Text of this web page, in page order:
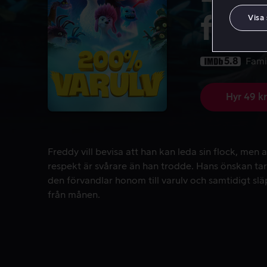
5.8
Hyr 49 kr
Freddy vill bevisa att han kan leda sin flock,
Freddy vill bevisa att han kan leda sin flock, men
respekt är svårare än han trodde. Hans önskan
den förvandlar honom till varulv och samtidigt
från månen.
Visa